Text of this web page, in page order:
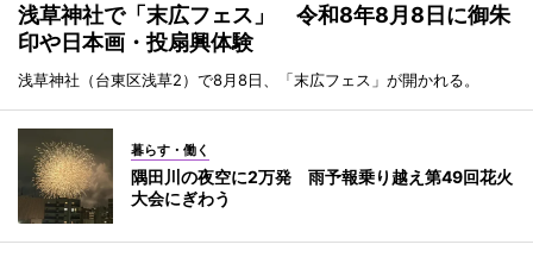
浅草神社で「末広フェス」 令和8年8月8日に御朱
印や日本画・投扇興体験
浅草神社（台東区浅草2）で8月8日、「末広フェス」が開かれる。
暮らす・働く
隅田川の夜空に2万発 雨予報乗り越え第49回花火
大会にぎわう